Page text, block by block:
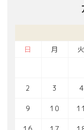
日
月 火
2 3 4
9 10 11